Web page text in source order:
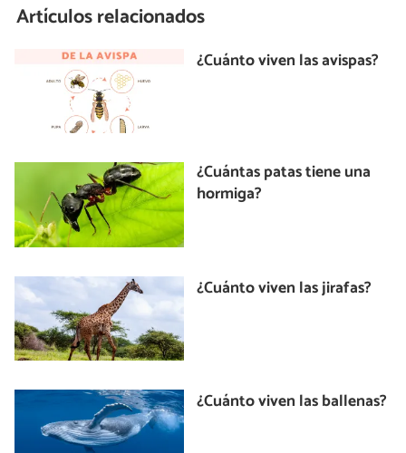
Artículos relacionados
¿Cuánto viven las avispas?
¿Cuántas patas tiene una
hormiga?
¿Cuánto viven las jirafas?
¿Cuánto viven las ballenas?